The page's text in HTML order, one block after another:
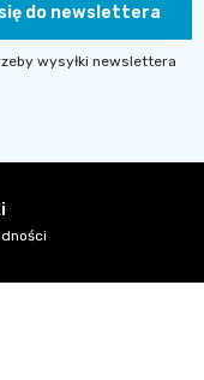
do newslettera
wysyłki newslettera